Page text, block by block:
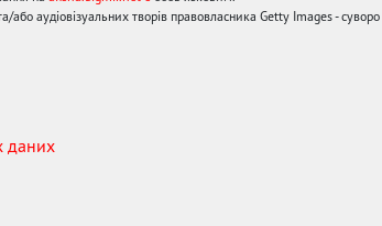
аудіовізуальних творів правовласника Getty Images -
даних